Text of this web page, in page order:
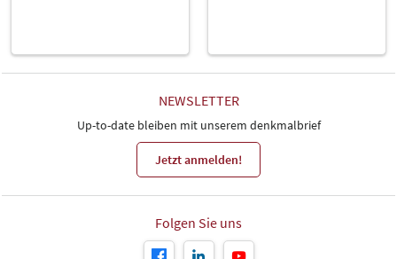
NEWSLETTER
Up-to-date bleiben mit unserem denkmalbrief
Jetzt anmelden!
Folgen Sie uns